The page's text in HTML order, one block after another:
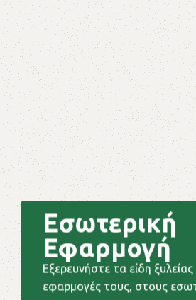
Εσωτερική
Εφαρμογή
Εξερευνήστε τα είδη ξυλείας
εφαρμογές τους, στους